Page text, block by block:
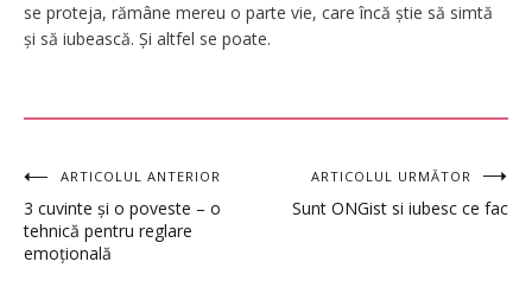
se proteja, rămâne mereu o parte vie, care încă știe să simtă
și să iubească. Și altfel se poate.
Navigare
în
articole
ARTICOLUL ANTERIOR
3 cuvinte și o poveste – o
tehnică pentru reglare
emoțională
ARTICOLUL URMĂTOR
Sunt ONGist si iubesc ce fac